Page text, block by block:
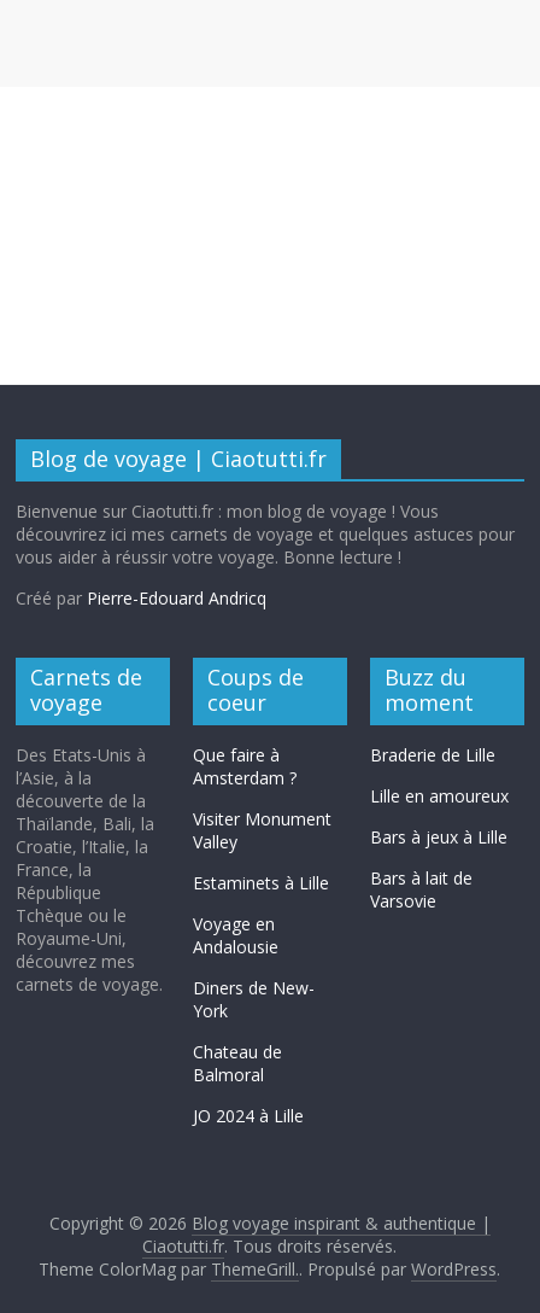
Blog de voyage | Ciaotutti.fr
Bienvenue sur Ciaotutti.fr : mon blog de voyage ! Vous
découvrirez ici mes carnets de voyage et quelques astuces pour
vous aider à réussir votre voyage. Bonne lecture !
Créé par Pierre-Edouard Andricq
Carnets de
voyage
Des Etats-Unis à
l’Asie, à la
découverte de la
Thaïlande, Bali, la
Croatie, l’Italie, la
France, la
République
Tchèque ou le
Royaume-Uni,
découvrez mes
carnets de voyage.
Coups de
coeur
Que faire à
Amsterdam ?
Visiter Monument
Valley
Estaminets à Lille
Voyage en
Andalousie
Diners de New-
York
Chateau de
Balmoral
JO 2024 à Lille
Buzz du
moment
Braderie de Lille
Lille en amoureux
Bars à jeux à Lille
Bars à lait de
Varsovie
Copyright © 2026 Blog voyage inspirant & authentique |
Ciaotutti.fr. Tous droits réservés.
Theme ColorMag par ThemeGrill.. Propulsé parWordPress.